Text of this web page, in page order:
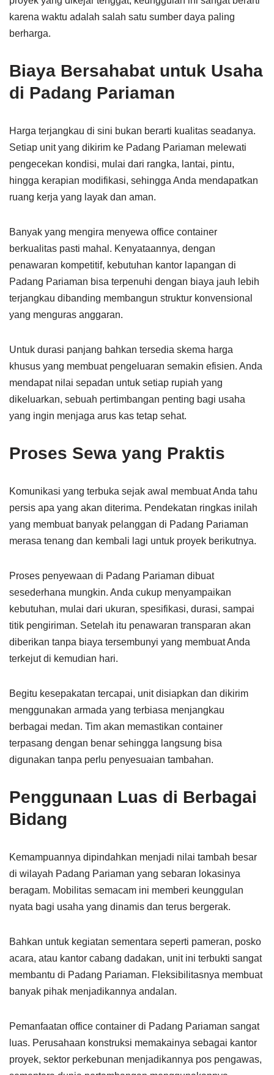
karena waktu adalah salah satu sumber daya paling
berharga.
Biaya Bersahabat untuk Usaha
di Padang Pariaman
Harga terjangkau di sini bukan berarti kualitas seadanya.
Setiap unit yang dikirim ke Padang Pariaman melewati
pengecekan kondisi, mulai dari rangka, lantai, pintu,
hingga kerapian modifikasi, sehingga Anda mendapatkan
ruang kerja yang layak dan aman.
Banyak yang mengira menyewa office container
berkualitas pasti mahal. Kenyataannya, dengan
penawaran kompetitif, kebutuhan kantor lapangan di
Padang Pariaman bisa terpenuhi dengan biaya jauh lebih
terjangkau dibanding membangun struktur konvensional
yang menguras anggaran.
Untuk durasi panjang bahkan tersedia skema harga
khusus yang membuat pengeluaran semakin efisien. Anda
mendapat nilai sepadan untuk setiap rupiah yang
dikeluarkan, sebuah pertimbangan penting bagi usaha
yang ingin menjaga arus kas tetap sehat.
Proses Sewa yang Praktis
Komunikasi yang terbuka sejak awal membuat Anda tahu
persis apa yang akan diterima. Pendekatan ringkas inilah
yang membuat banyak pelanggan di Padang Pariaman
merasa tenang dan kembali lagi untuk proyek berikutnya.
Proses penyewaan di Padang Pariaman dibuat
sesederhana mungkin. Anda cukup menyampaikan
kebutuhan, mulai dari ukuran, spesifikasi, durasi, sampai
titik pengiriman. Setelah itu penawaran transparan akan
diberikan tanpa biaya tersembunyi yang membuat Anda
terkejut di kemudian hari.
Begitu kesepakatan tercapai, unit disiapkan dan dikirim
menggunakan armada yang terbiasa menjangkau
berbagai medan. Tim akan memastikan container
terpasang dengan benar sehingga langsung bisa
digunakan tanpa perlu penyesuaian tambahan.
Penggunaan Luas di Berbagai
Bidang
Kemampuannya dipindahkan menjadi nilai tambah besar
di wilayah Padang Pariaman yang sebaran lokasinya
beragam. Mobilitas semacam ini memberi keunggulan
nyata bagi usaha yang dinamis dan terus bergerak.
Bahkan untuk kegiatan sementara seperti pameran, posko
acara, atau kantor cabang dadakan, unit ini terbukti sangat
membantu di Padang Pariaman. Fleksibilitasnya membuat
banyak pihak menjadikannya andalan.
Pemanfaatan office container di Padang Pariaman sangat
luas. Perusahaan konstruksi memakainya sebagai kantor
proyek, sektor perkebunan menjadikannya pos pengawas,